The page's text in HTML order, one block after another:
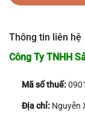
Thông tin liên hệ
Công Ty TNHH
Mã số thuế:
Địa chỉ:Nguyễn